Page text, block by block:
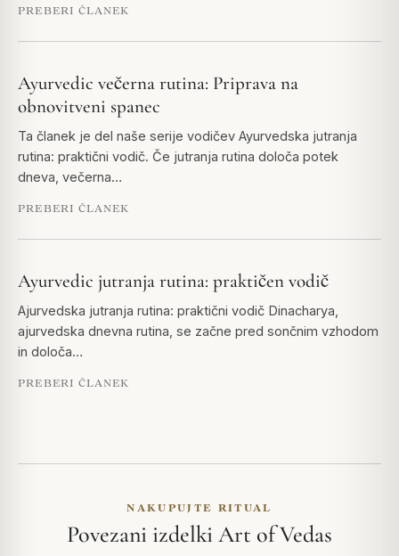
PREBERI ČLANEK
Ayurvedic večerna rutina: Priprava na
obnovitveni spanec
Ta članek je del naše serije vodičev Ayurvedska jutranja
rutina: praktični vodič. Če jutranja rutina določa potek
dneva, večerna…
PREBERI ČLANEK
Ayurvedic jutranja rutina: praktičen vodič
Ajurvedska jutranja rutina: praktični vodič Dinacharya,
ajurvedska dnevna rutina, se začne pred sončnim vzhodom
in določa…
PREBERI ČLANEK
NAKUPUJTE RITUAL
Povezani izdelki Art of Vedas